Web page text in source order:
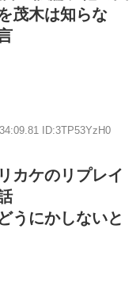
茂木は知らな
ID:3TP53YzH0
カケのリプレイ
うにかしないと